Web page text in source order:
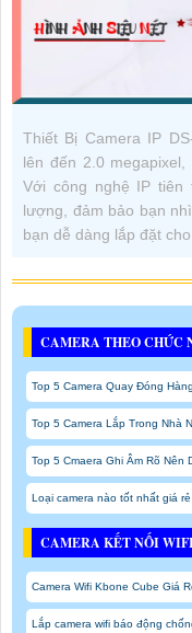
Thiết Bị Camera IP
lên đến 2.0
Với công nghệ IP tiên
lượng, đảm bảo bạn
bạn dễ dàng lắp đặt
CAMERA THEO CHỨC
Top 5 Camera Quay Đóng
Top 5 Camera Lắp Trong Nhà
Top 5 Cmaera Ghi Âm Rõ Nên
Loại camera nào tốt nhất giá rẻ
CAMERA KẾT NỐI
Camera Wifi Kbone Cube Giá
Lắp camera wifi báo động